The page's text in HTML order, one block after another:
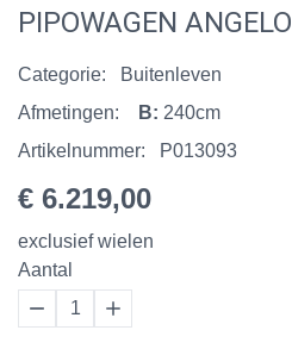
PIPOWAGEN ANGELO
Categorie:
Buitenleven
Afmetingen:
B: 240cm
Artikelnummer:
P013093
€ 6.219,00
exclusief wielen
Aantal
1